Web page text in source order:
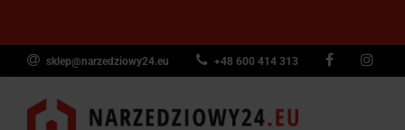
sklep@narzedziowy24.eu +48 600 414 313
Narzędzia